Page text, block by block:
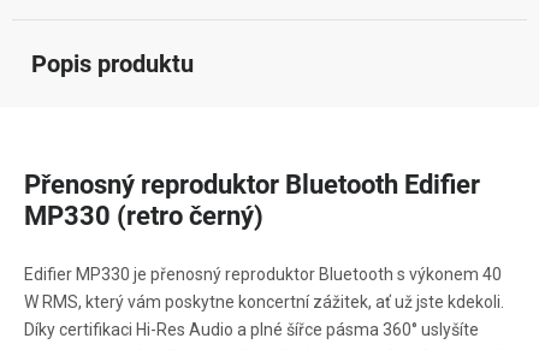
Popis produktu
Přenosný reproduktor Bluetooth Edifier
MP330 (retro černý)
Edifier MP330 je přenosný reproduktor Bluetooth s výkonem 40
W RMS, který vám poskytne koncertní zážitek, ať už jste kdekoli.
Díky certifikaci Hi-Res Audio a plné šířce pásma 360° uslyšíte